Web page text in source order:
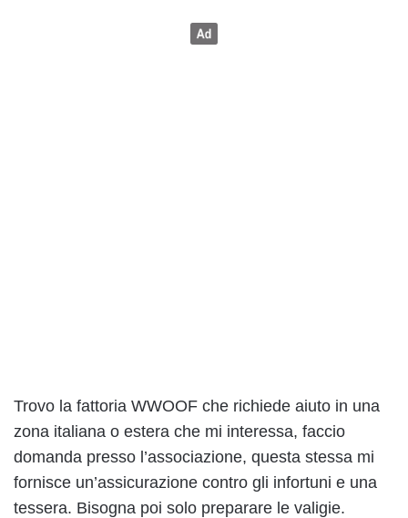
Trovo la fattoria WWOOF che richiede aiuto in una
zona italiana o estera che mi interessa, faccio
domanda presso l’associazione, questa stessa mi
fornisce un’assicurazione contro gli infortuni e una
tessera. Bisogna poi solo preparare le valigie.